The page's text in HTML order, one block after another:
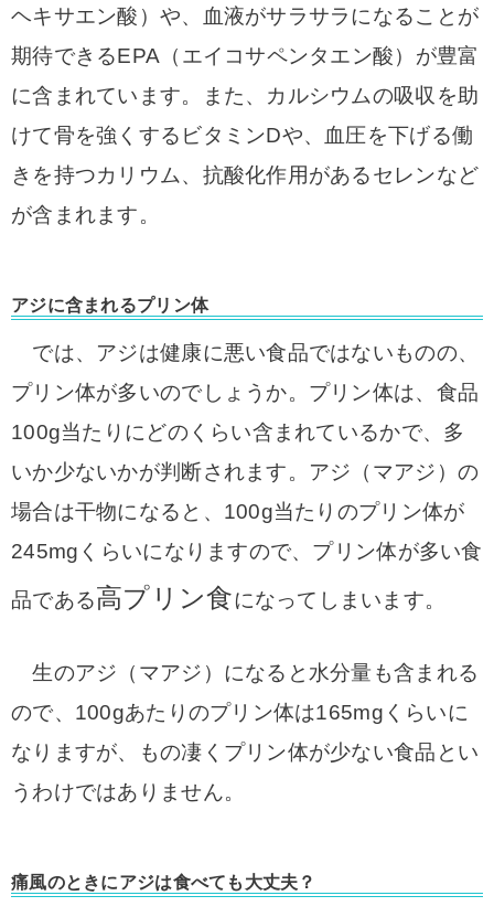
ヘキサエン酸）や、血液がサラサラになることが
期待できるEPA（エイコサペンタエン酸）が豊富
に含まれています。また、カルシウムの吸収を助
けて骨を強くするビタミンDや、血圧を下げる働
きを持つカリウム、抗酸化作用があるセレンなど
が含まれます。
アジに含まれるプリン体
では、アジは健康に悪い食品ではないものの、
プリン体が多いのでしょうか。プリン体は、食品
100g当たりにどのくらい含まれているかで、多
いか少ないかが判断されます。アジ（マアジ）の
場合は干物になると、100g当たりのプリン体が
245mgくらいになりますので、プリン体が多い食
品である高プリン食になってしまいます。
生のアジ（マアジ）になると水分量も含まれる
ので、100gあたりのプリン体は165mgくらいに
なりますが、もの凄くプリン体が少ない食品とい
うわけではありません。
痛風のときにアジは食べても大丈夫？